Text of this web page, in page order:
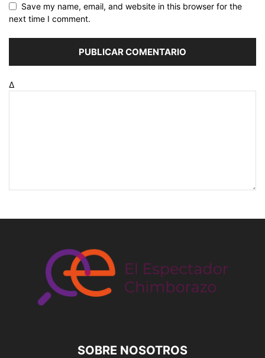
Save my name, email, and website in this browser for the
next time I comment.
Δ
SOBRE NOSOTROS